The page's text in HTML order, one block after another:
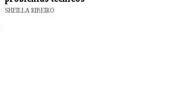
SHEILLA RIBEIRO